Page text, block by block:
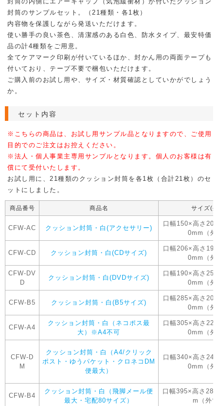
封筒のサンプルセット。（21種類・各1枚）
内容物を保護しながら発送いただけます。
使い勝手の良い茶色、清潔感のある白色、防水タイプ、最安特価
品の計4種類をご用意。
全てケアマーク印刷が付いているほか、封かん用の両面テープも
付いており、テープ不要で梱包いただけます。
ご購入前のお試し用や、サイズ・材質確認としていかがでしょう
か。
セット内容
※こちらの商品は、お試し用サンプル品となりますので、ご使用
目的でのご注文はお控えください。
※法人・個人事業主専用サンプルとなります。個人のお客様は有
償にて受付いたします。
お試し用に、21種類のクッション封筒を各1枚（合計21枚）のセ
ットにしました。
商品番号 商品名 サイズ(
CFW-AC クッション封筒・白(アクセサリー)
口幅150×高さ
0mm（
CFW-CD クッション封筒・白(CDサイズ)
口幅206×高さ
0mm（
CFW-DV
D
クッション封筒・白(DVDサイズ)
口幅190×高さ
0mm（
CFW-B5 クッション封筒・白(B5サイズ)
口幅285×高さ
0mm（
CFW-A4
クッション封筒・白（ネコポス最
大）※A4不可
口幅305×高さ
0mm（
CFW-D
M
クッション封筒・白（A4/クリック
ポスト・ゆうパケット・クロネコDM
便最大）
口幅340×高さ
0mm（
CFW-B4
クッション封筒・白（飛脚メール便
最大・宅配80サイズ）
口幅395×高さ
m（外